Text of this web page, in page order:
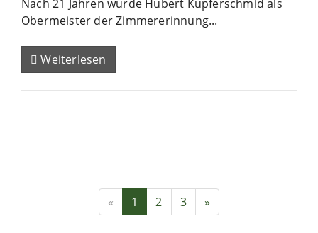
Nach 21 Jahren wurde Hubert Kupferschmid als
Obermeister der Zimmererinnung...
Weiterlesen
« 1 2 3 »